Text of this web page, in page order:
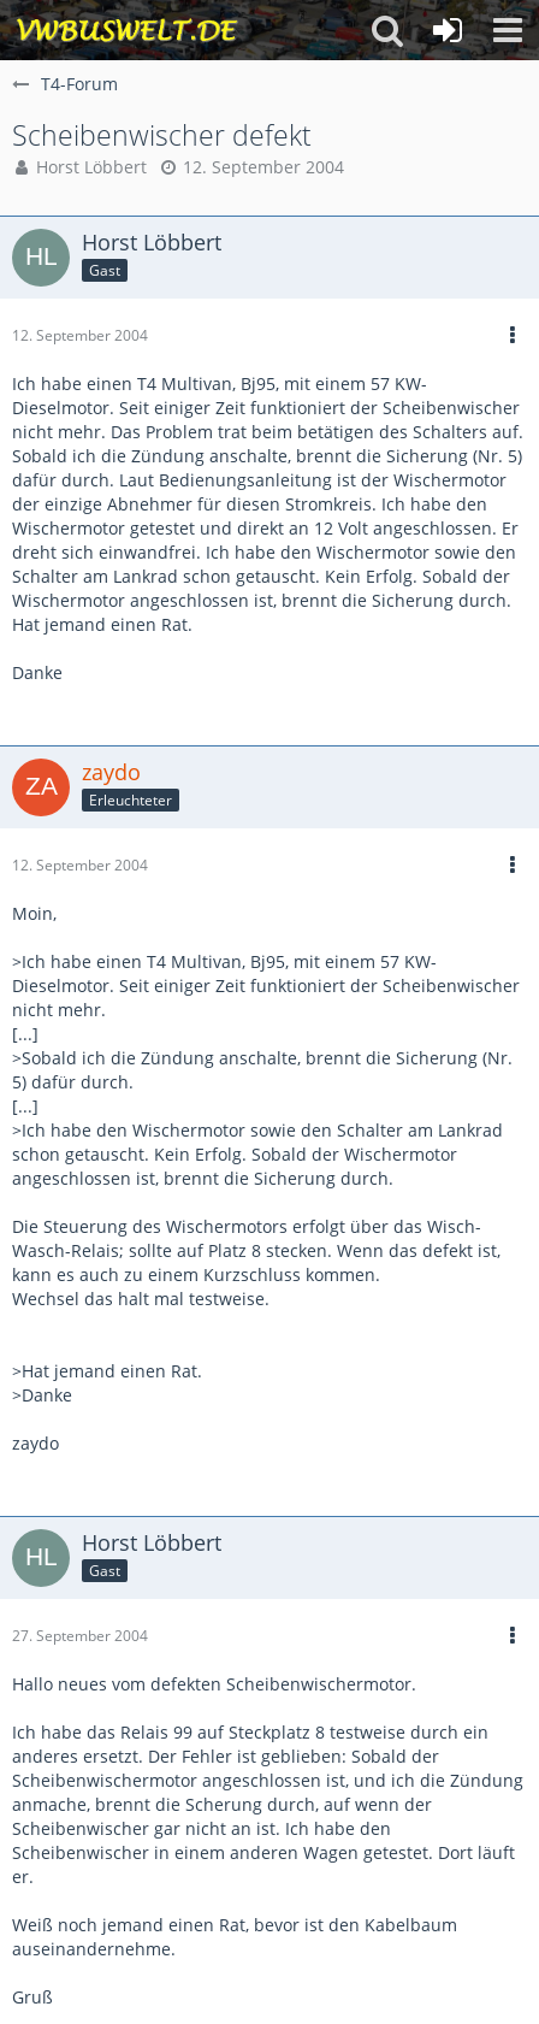
T4-Forum
Scheibenwischer defekt
Horst Löbbert 12. September 2004
Horst Löbbert
Gast
12. September 2004
Ich habe einen T4 Multivan, Bj95, mit einem 57 KW-
Dieselmotor. Seit einiger Zeit funktioniert der Scheibenwischer
nicht mehr. Das Problem trat beim betätigen des Schalters auf.
Sobald ich die Zündung anschalte, brennt die Sicherung (Nr. 5)
dafür durch. Laut Bedienungsanleitung ist der Wischermotor
der einzige Abnehmer für diesen Stromkreis. Ich habe den
Wischermotor getestet und direkt an 12 Volt angeschlossen. Er
dreht sich einwandfrei. Ich habe den Wischermotor sowie den
Schalter am Lankrad schon getauscht. Kein Erfolg. Sobald der
Wischermotor angeschlossen ist, brennt die Sicherung durch.
Hat jemand einen Rat.
Danke
zaydo
Erleuchteter
12. September 2004
Moin,
>Ich habe einen T4 Multivan, Bj95, mit einem 57 KW-
Dieselmotor. Seit einiger Zeit funktioniert der Scheibenwischer
nicht mehr.
[...]
>Sobald ich die Zündung anschalte, brennt die Sicherung (Nr.
5) dafür durch.
[...]
>Ich habe den Wischermotor sowie den Schalter am Lankrad
schon getauscht. Kein Erfolg. Sobald der Wischermotor
angeschlossen ist, brennt die Sicherung durch.
Die Steuerung des Wischermotors erfolgt über das Wisch-
Wasch-Relais; sollte auf Platz 8 stecken. Wenn das defekt ist,
kann es auch zu einem Kurzschluss kommen.
Wechsel das halt mal testweise.
>Hat jemand einen Rat.
>Danke
zaydo
Horst Löbbert
Gast
27. September 2004
Hallo neues vom defekten Scheibenwischermotor.
Ich habe das Relais 99 auf Steckplatz 8 testweise durch ein
anderes ersetzt. Der Fehler ist geblieben: Sobald der
Scheibenwischermotor angeschlossen ist, und ich die Zündung
anmache, brennt die Scherung durch, auf wenn der
Scheibenwischer gar nicht an ist. Ich habe den
Scheibenwischer in einem anderen Wagen getestet. Dort läuft
er.
Weiß noch jemand einen Rat, bevor ist den Kabelbaum
auseinandernehme.
Gruß